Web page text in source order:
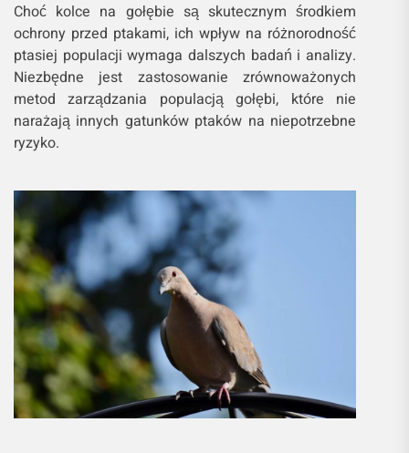
Choć kolce na gołębie są skutecznym środkiem
ochrony przed ptakami, ich wpływ na różnorodność
ptasiej populacji wymaga dalszych badań i analizy.
Niezbędne jest zastosowanie zrównoważonych
metod zarządzania populacją gołębi, które nie
narażają innych gatunków ptaków na niepotrzebne
ryzyko.